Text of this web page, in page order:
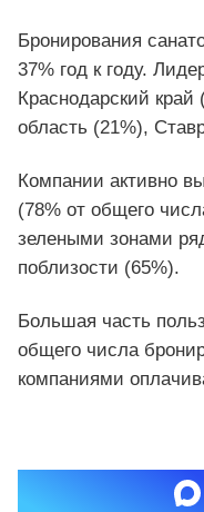
Бронирования
37% год к году.
Краснодарский
область (21%),
Компании активно
(78% от общего
зелеными зонами
поблизости (65%).
Большая часть
общего числа
компаниями